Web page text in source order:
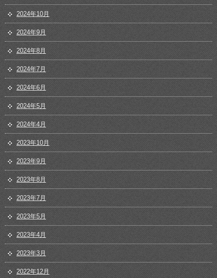
2024年10月
2024年9月
2024年8月
2024年7月
2024年6月
2024年5月
2024年4月
2023年10月
2023年9月
2023年8月
2023年7月
2023年5月
2023年4月
2023年3月
2022年12月